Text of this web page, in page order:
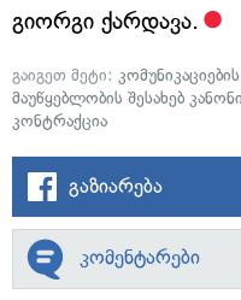
გიორგი ქარდავა.
გაიგეთ მეტი:
მაუწყებლობის შესახებ კანონი
კონტრაქცია
გაზიარება
კომენტარები